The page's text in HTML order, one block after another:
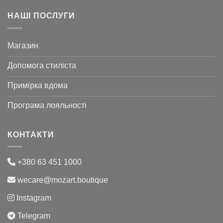
НАШІ ПОСЛУГИ
Магазин
Допомога стиліста
Примірка вдома
Програма лояльності
КОНТАКТИ
+380 63 451 1000
wecare@mozart.boutique
Instagram
Telegram